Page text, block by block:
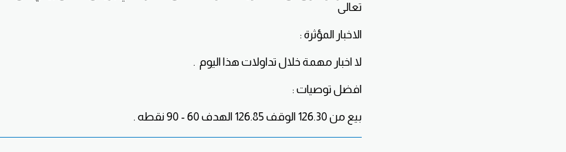
تعالى
الاخبار المؤثرة :
لا اخبار مهمة خلال تداولات هذا اليوم .
افضل توصيات :
بيع من 126.30 الوقف 126.85 الهدف 60 - 90 نقطه .